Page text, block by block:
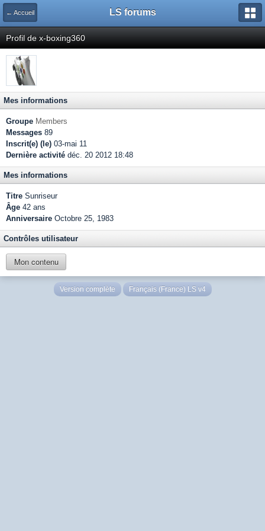
← Accueil LS forums
Profil de x-boxing360
Mes informations
Groupe Members
Messages 89
Inscrit(e) (le) 03-mai 11
Dernière activité déc. 20 2012 18:48
Mes informations
Titre Sunriseur
Âge 42 ans
Anniversaire Octobre 25, 1983
Contrôles utilisateur
Mon contenu
Version complète Français (France) LS v4